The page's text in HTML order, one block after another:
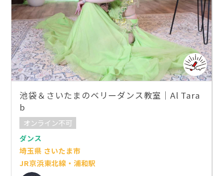
池袋＆さいたまのベリーダンス教室｜Al Tara
b
オンライン不可
ダンス
埼玉県 さいたま市
JR京浜東北線・浦和駅